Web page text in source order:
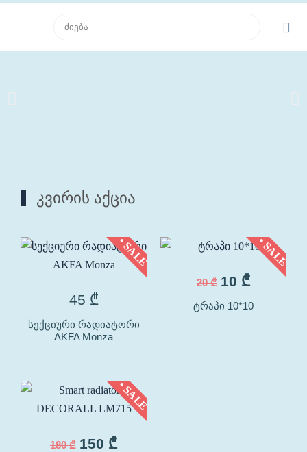
კვირის აქცია
45 ₾
სექციური რადიატორი
AKFA Monza
• SALE
20₾ 10 ₾
ტრაპი 10*10
• SALE
180₾ 150 ₾
• SALE